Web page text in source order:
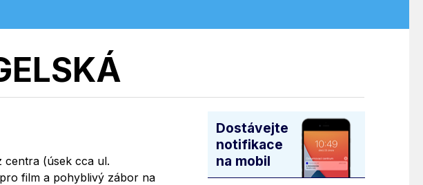
centra (úsek cca ul.
film a pohyblivý zábor na
Dostávejte
notifikace
na mobil